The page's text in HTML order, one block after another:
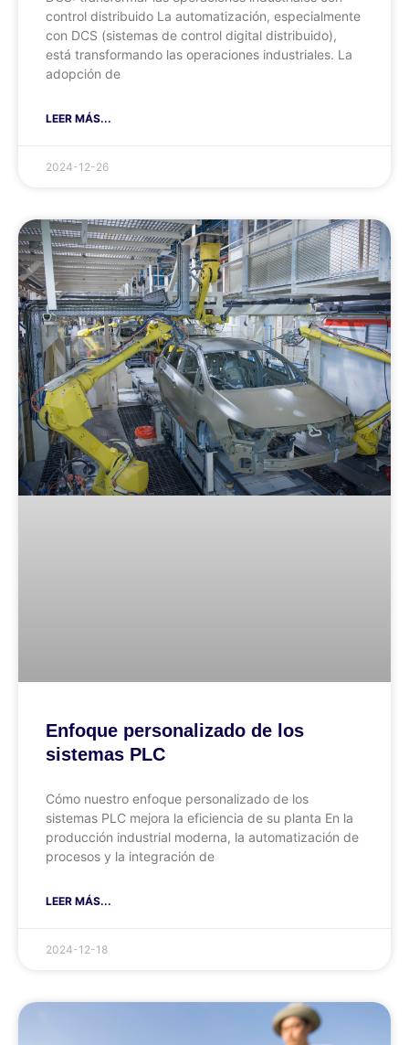
control distribuido La automatización, especialmente
con DCS (sistemas de control digital distribuido),
está transformando las operaciones industriales. La
adopción de
LEER MÁS...
2024-12-26
Enfoque personalizado de los
sistemas PLC
Cómo nuestro enfoque personalizado de los
sistemas PLC mejora la eficiencia de su planta En la
producción industrial moderna, la automatización de
procesos y la integración de
LEER MÁS...
2024-12-18